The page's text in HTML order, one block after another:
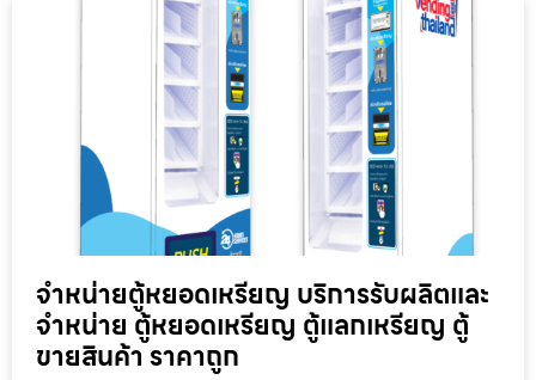
จำหน่ายตู้หยอดเหรียญ บริการรับผลิตและ
จำหน่าย ตู้หยอดเหรียญ ตู้แลกเหรียญ ตู้
ขายสินค้า ราคาถูก